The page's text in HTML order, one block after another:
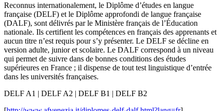
Reconnus internationalement, le Diplôme d’études en langue
française (DELF) et le Diplôme approfondi de langue française
(DALF), sont délivrés par le Ministère français de l’Éducation
nationale. Ils certifient les compétences en français des apprenants et
aucun titre n’est requis pour s’y présenter. Le DELF se décline en
version adulte, junior et scolaire. Le DALF correspond à un niveau
qui permet de suivre dans de bonnes conditions des études
supérieures en France ; il dispense de tout test linguistique d’entrée
dans les universités françaises.
DELF A1 | DELF A2 | DELF B1 | DELF B2